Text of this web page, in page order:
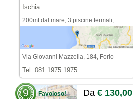
Ischia
200mt dal mare, 3 piscine termali,
Via Giovanni Mazzella, 184, Forio
Tel. 081.1975.1975
Favoloso!
9 Da € 130,00